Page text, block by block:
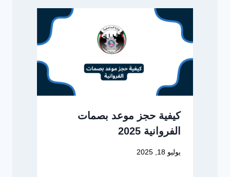
كيفية حجز موعد بصمات
الفروانية 2025
يوليو 18, 2025